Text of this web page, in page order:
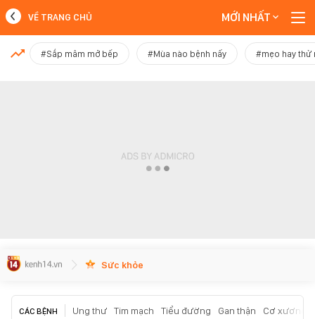
MỚI NHẤT
VỀ TRANG CHỦ MỚI NHẤT
#Sắp mâm mở bếp #Mùa nào bệnh nấy #mẹo hay thử
Sức khỏe
CÁC BỆNH Ung thư Tim mạch Tiểu đường Gan thận Cơ xương